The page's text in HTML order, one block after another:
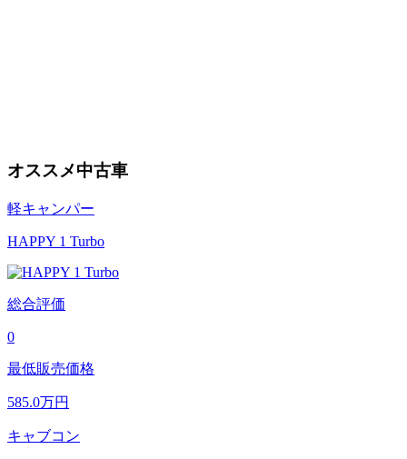
オススメ中古車
軽キャンパー
HAPPY 1 Turbo
総合評価
0
最低販売価格
585.0万円
キャブコン